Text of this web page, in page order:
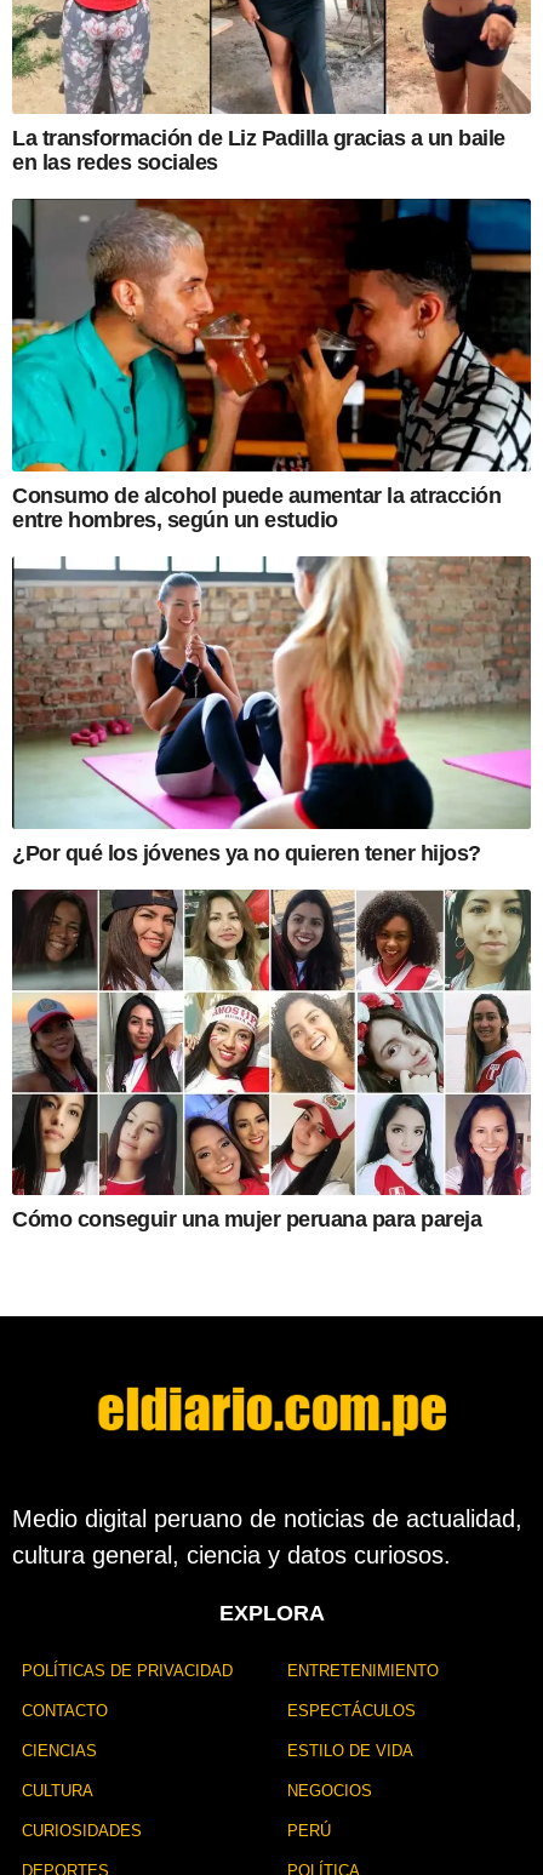
La transformación de Liz Padilla gracias a un baile
en las redes sociales
Consumo de alcohol puede aumentar la atracción
entre hombres, según un estudio
¿Por qué los jóvenes ya no quieren tener hijos?
Cómo conseguir una mujer peruana para pareja
Medio digital peruano de noticias de actualidad,
cultura general, ciencia y datos curiosos.
EXPLORA
POLÍTICAS DE PRIVACIDAD
CONTACTO
CIENCIAS
CULTURA
CURIOSIDADES
DEPORTES
ENTRETENIMIENTO
ESPECTÁCULOS
ESTILO DE VIDA
NEGOCIOS
PERÚ
POLÍTICA